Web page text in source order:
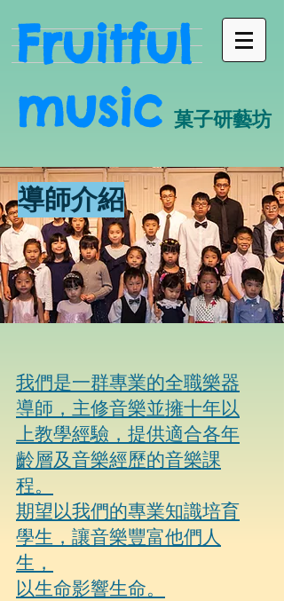
菓子研藝坊
Fruitful
music
​導師介紹
我們是一群專業的全職樂器
導師，主修音樂並擁十年以
上教學經驗，提供適合各年
齡層及音樂經歷的音樂課
程。
期望以我們的專業知識培育
學生，讓音樂豐富他們人
生，
​以生命影響生命。